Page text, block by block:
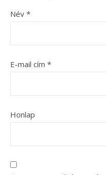
Név *
E-mail cím *
Honlap